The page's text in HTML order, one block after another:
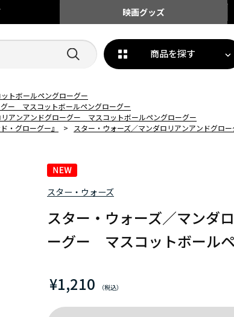
映画グッズ
商品を探す
トボールペングローグー
ー マスコットボールペングローグー
リアンアンドグローグー マスコットボールペングローグー
・グローグー』 > スター・ウォーズ／マンダロリアンアンドグロ
スター・ウォーズ
スター・ウォーズ／マンダ
ーグー マスコットボール
¥1,210